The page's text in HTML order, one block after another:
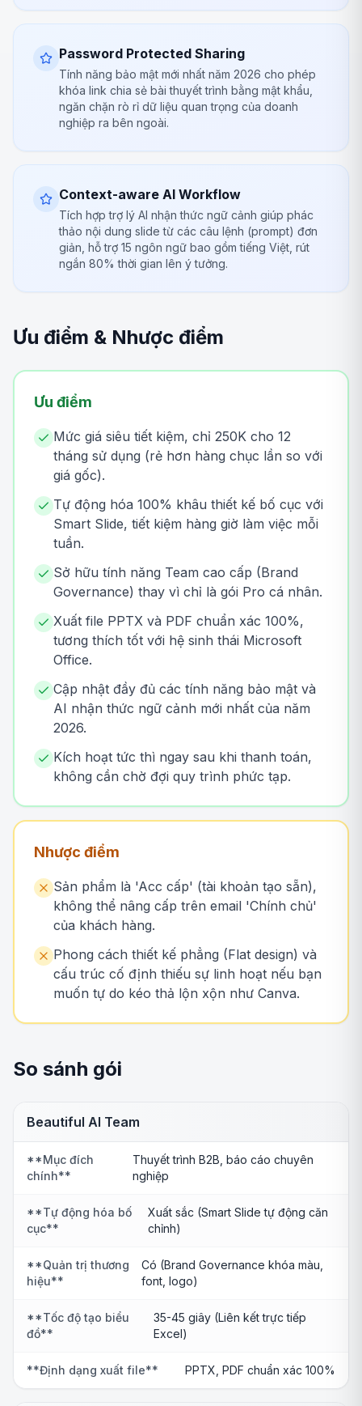
Password Protected Sharing
Tính năng bảo mật mới nhất năm 2026 cho phép
khóa link chia sẻ bài thuyết trình bằng mật khẩu,
ngăn chặn rò rỉ dữ liệu quan trọng của doanh
nghiệp ra bên ngoài.
Context-aware AI Workflow
Tích hợp trợ lý AI nhận thức ngữ cảnh giúp phác
thảo nội dung slide từ các câu lệnh (prompt) đơn
giản, hỗ trợ 15 ngôn ngữ bao gồm tiếng Việt, rút
ngắn 80% thời gian lên ý tưởng.
Ưu điểm & Nhược điểm
Ưu điểm
Mức giá siêu tiết kiệm, chỉ 250K cho 12
tháng sử dụng (rẻ hơn hàng chục lần so với
giá gốc).
Tự động hóa 100% khâu thiết kế bố cục với
Smart Slide, tiết kiệm hàng giờ làm việc mỗi
tuần.
Sở hữu tính năng Team cao cấp (Brand
Governance) thay vì chỉ là gói Pro cá nhân.
Xuất file PPTX và PDF chuẩn xác 100%,
tương thích tốt với hệ sinh thái Microsoft
Office.
Cập nhật đầy đủ các tính năng bảo mật và
AI nhận thức ngữ cảnh mới nhất của năm
2026.
Kích hoạt tức thì ngay sau khi thanh toán,
không cần chờ đợi quy trình phức tạp.
Nhược điểm
Sản phẩm là 'Acc cấp' (tài khoản tạo sẵn),
không thể nâng cấp trên email 'Chính chủ'
của khách hàng.
Phong cách thiết kế phẳng (Flat design) và
cấu trúc cố định thiếu sự linh hoạt nếu bạn
muốn tự do kéo thả lộn xộn như Canva.
So sánh gói
Beautiful AI Team
**Mục đích
chính**
Thuyết trình B2B, báo cáo chuyên
nghiệp
**Tự động hóa bố
cục**
Xuất sắc (Smart Slide tự động căn
chỉnh)
**Quản trị thương
hiệu**
Có (Brand Governance khóa màu,
font, logo)
**Tốc độ tạo biểu
đồ**
35-45 giây (Liên kết trực tiếp
Excel)
**Định dạng xuất file** PPTX, PDF chuẩn xác 100%